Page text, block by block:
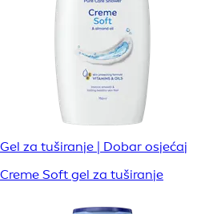
Gel za tuširanje | Dobar osjećaj
Creme Soft gel za tuširanje